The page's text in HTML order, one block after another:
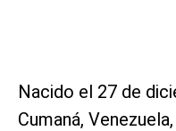
Nacido el 27 de
Cumaná,